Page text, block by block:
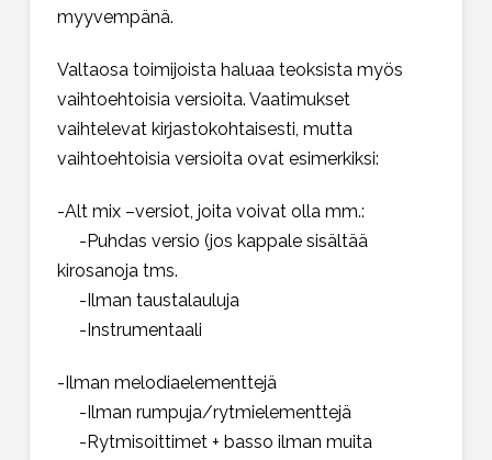
myyvempänä.
Valtaosa toimijoista haluaa teoksista myös
vaihtoehtoisia versioita. Vaatimukset
vaihtelevat kirjastokohtaisesti, mutta
vaihtoehtoisia versioita ovat esimerkiksi:
-Alt mix –versiot, joita voivat olla mm.:
-Puhdas versio (jos kappale sisältää
kirosanoja tms.
-Ilman taustalauluja
-Instrumentaali
-Ilman melodiaelementtejä
-Ilman rumpuja/rytmielementtejä
-Rytmisoittimet + basso ilman muita